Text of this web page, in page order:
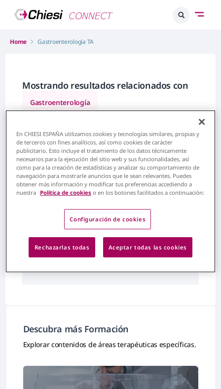
Home Gastroenterología TA
Mostrando resultados relacionados con
Gastroenterología
Fitrar contenido por
No se han encontrado resultados
Descubra más Formación
Explorar contenidos de áreas terapéuticas específicas.
En CHIESI ESPAÑA utilizamos cookies y tecnologías similares, propias y
de terceros con fines analíticos, así como cookies de carácter
publicitario. Esto incluye el tratamiento de los datos técnicamente
necesarios para la ejecución del sitio web y sus funcionalidades, así
como para la creación de estadísticas y analizar su comportamiento de
navegación para mostrarle anuncios que le sean relevantes. Puedes
obtener más información y modificar tus preferencias accediendo a
nuestra Política de cookies o en los botones facilitados a continuación:
Configuración de cookies
Rechazarlas todas Aceptar todas las cookies